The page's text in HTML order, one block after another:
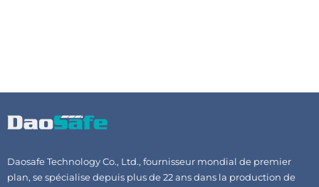
Daosafe Technology Co., Ltd., fournisseur mondial de premier
plan, se spécialise depuis plus de 22 ans dans la production de